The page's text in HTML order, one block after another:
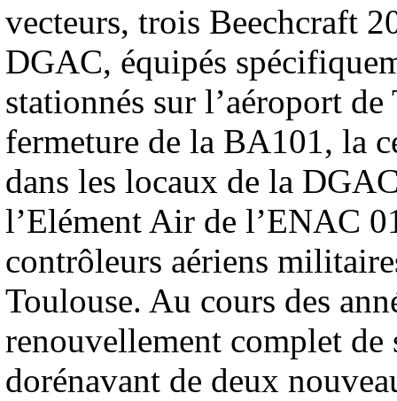
vecteurs, trois Beechcraft
DGAC, équipés
stationnés sur l’aéroport
fermeture de la BA101, la
dans les locaux de la
l’Elément Air de l’ENAC
contrôleurs aériens
Toulouse. Au cours des
renouvellement complet de
dorénavant de deux